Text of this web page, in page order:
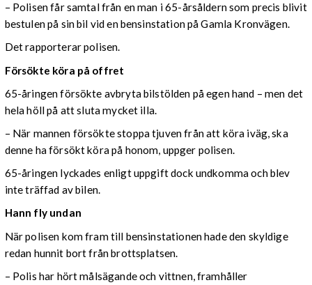
– Polisen får samtal från en man i 65-årsåldern som precis blivit
bestulen på sin bil vid en bensinstation på Gamla Kronvägen.
Det rapporterar polisen.
Försökte köra på offret
65-åringen försökte avbryta bilstölden på egen hand – men det
hela höll på att sluta mycket illa.
– När mannen försökte stoppa tjuven från att köra iväg, ska
denne ha försökt köra på honom, uppger polisen.
65-åringen lyckades enligt uppgift dock undkomma och blev
inte träffad av bilen.
Hann fly undan
När polisen kom fram till bensinstationen hade den skyldige
redan hunnit bort från brottsplatsen.
– Polis har hört målsägande och vittnen, framhåller